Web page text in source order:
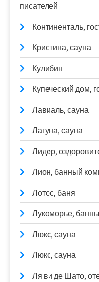
писателей
Континенталь,
Кристина, сауна
Кулибин
Купеческий дом,
Лавиаль, сауна
Лагуна, сауна
Лидер,
Лион, банный
Лотос, баня
Лукоморье,
Люкс, сауна
Люкс, сауна
Ля ви де Шато,